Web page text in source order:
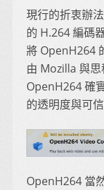
現行的折衷辦
的 H.264 編碼
將 OpenH264
由 Mozilla 與
OpenH264 確
的透明度與可
OpenH264 當